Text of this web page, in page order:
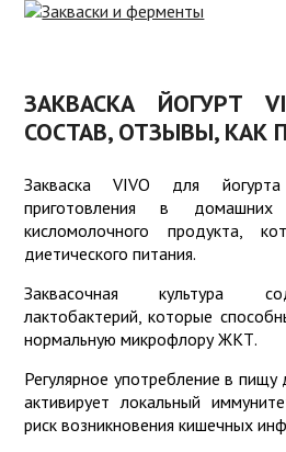
ИНТЕРНЕТ-
РЕЦЕПТЫ
ОБОРУДОВАНИЕ
СОВЕТЫ
КУЛИНАРИЯ
КАЧЕСТВО
ПОЛЬЗА
О
СОРТАХ
ЗАКВАСКИ
ЗАКВАСКИ
КИСЛОМОЛОЧНЫЕ
ЗАКВАСКИ
ДЛЯ
ТВОРОГА
ЗАКВАСКА ЙОГУРТ
СОСТАВ, ОТЗЫВЫ, КАК
Закваска VIVO для
приготовления в домашних
кисломолочного продукта,
диетического питания.
Заквасочная культура
лактобактерий, которые
нормальную микрофлору ЖКТ.
Регулярное употребление в
активирует локальный
риск возникновения кишечных